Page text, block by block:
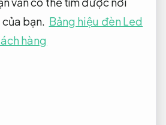
bạn. Bảng hiệu đèn Led
hàng